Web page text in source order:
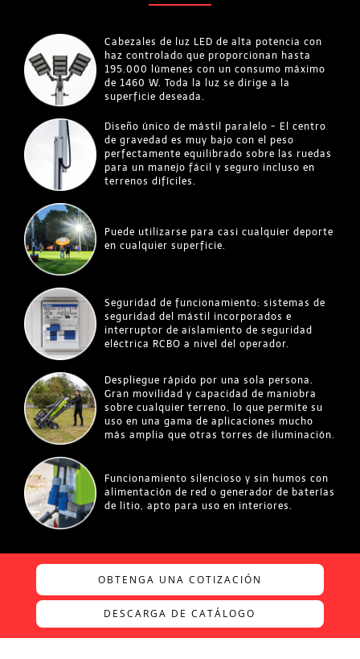
Cabezales de luz LED de alta potencia con
haz controlado que proporcionan hasta
195.000 lúmenes con un consumo máximo
de 1460 W. Toda la luz se dirige a la
superficie deseada.
Diseño único de mástil paralelo - El centro
de gravedad es muy bajo con el peso
perfectamente equilibrado sobre las ruedas
para un manejo fácil y seguro incluso en
terrenos difíciles.
Puede utilizarse para casi cualquier deporte
en cualquier superficie.
Seguridad de funcionamiento: sistemas de
seguridad del mástil incorporados e
interruptor de aislamiento de seguridad
eléctrica RCBO a nivel del operador.
Despliegue rápido por una sola persona.
Gran movilidad y capacidad de maniobra
sobre cualquier terreno, lo que permite su
uso en una gama de aplicaciones mucho
más amplia que otras torres de iluminación.
Funcionamiento silencioso y sin humos con
alimentación de red o generador de baterías
de litio, apto para uso en interiores.
OBTENGA UNA COTIZACIÓN
DESCARGA DE CATÁLOGO